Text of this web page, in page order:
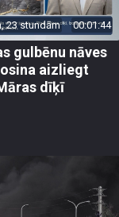
23 stundām 00:01:44
gulbēnu nāves
aizliegt
dīķī